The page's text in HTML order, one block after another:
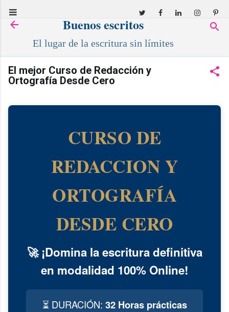
Ir al contenido principal
Buenos escritos
El lugar de la escritura sin límites
El mejor Curso de Redacción y
Ortografía Desde Cero
CURSO DE
REDACCION Y
ORTOGRAFÍA
DESDE CERO
🚀 ¡Domina la escritura definitiva
en modalidad 100% Online!
⏳ DURACIÓN: 32 Horas prácticas